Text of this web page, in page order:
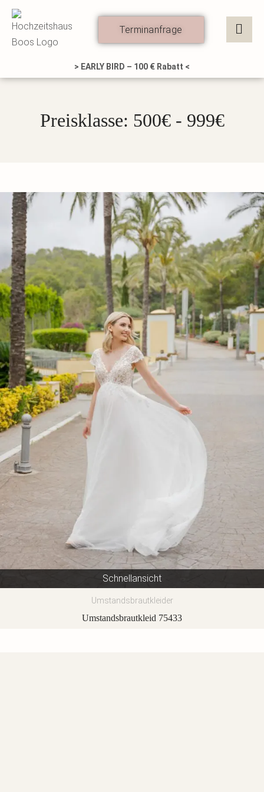
Zum
Inhalt
springen
Terminanfrage
> EARLY BIRD – 100 € Rabatt <
Preisklasse: 500€ - 999€
Schnellansicht
Umstandsbrautkleider
Umstandsbrautkleid 75433